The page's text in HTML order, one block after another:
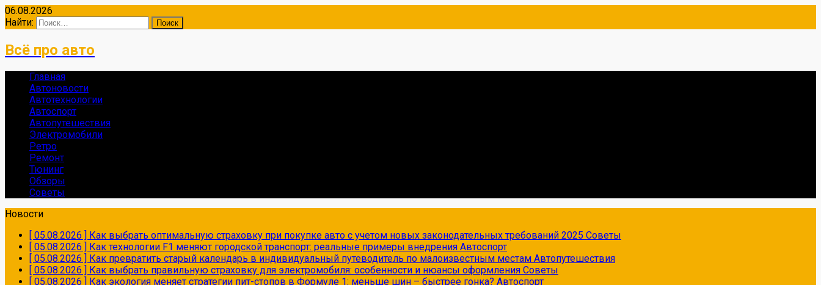
06.08.2026
Найти:
Всё про авто
Главная
Автоновости
Автотехнологии
Автоспорт
Автопутешествия
Электромобили
Ретро
Ремонт
Тюнинг
Обзоры
Советы
Новости
[ 05.08.2026 ] Как выбрать оптимальную страховку при покупке авто с учетом новых законодательных требований 2025 Советы
[ 05.08.2026 ] Как технологии F1 меняют городской транспорт: реальные примеры внедрения Автоспорт
[ 05.08.2026 ] Как превратить старый календарь в индивидуальный путеводитель по малоизвестным местам Автопутешествия
[ 05.08.2026 ] Как выбрать правильную страховку для электромобиля: особенности и нюансы оформления Советы
[ 05.08.2026 ] Как экология меняет стратегии пит-стопов в Формуле 1: меньше шин – быстрее гонка? Автоспорт